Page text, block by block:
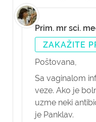
Prim. mr sci.
ZAKAŽITE
Poštovana,
Sa vaginalom
veze. Ako je
uzme neki
je Panklav.